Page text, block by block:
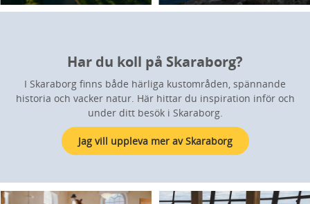
Har du koll på Skaraborg?
I Skaraborg finns både härliga kustområden, spännande
historia och vacker natur. Här hittar du inspiration inför och
under ditt besök i Skaraborg.
Jag vill uppleva mer av Skaraborg